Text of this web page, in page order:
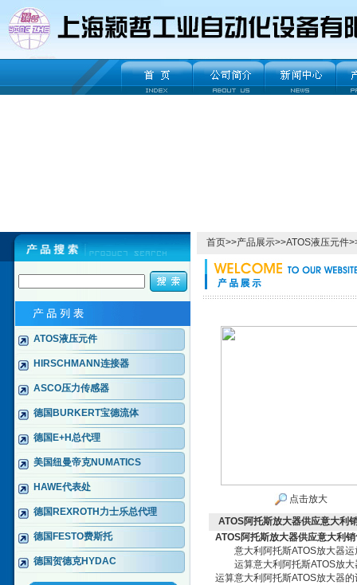
ATOS液压元件
HIRSCHMANN连接器
ASCO压力传感器
德国BURKERT宝德流体
德国E+H总代理
美国纽曼帝克NUMATICS
HAWE代表处
德国REXROTH力士乐总代理
德国FESTO费斯托
德国贺德克HYDAC
首页>>产品展示>>ATOS液压元件
点击放大
ATOS阿托斯放大器供应意大利
ATOS阿托斯放大器供应意大利
意大利阿托斯ATOS放大器运
运算意大利阿托斯ATOS放大
运算意大利阿托斯ATOS放大器